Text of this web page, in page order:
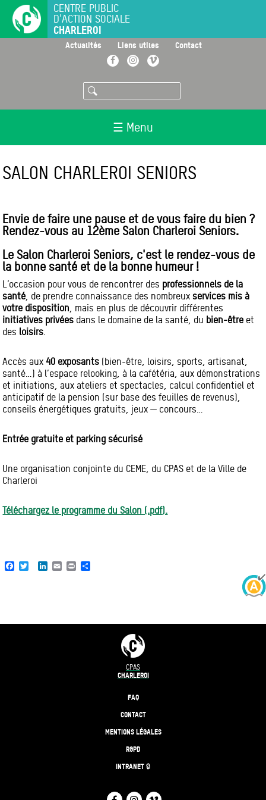
principal
CENTRE PUBLIC
D'ACTION SOCIALE
CHARLEROI
Actualités Liens utiles Contact
FacebookInstagramVimeo
Rechercher
☰ Menu
SALON CHARLEROI SENIORS
Envie de faire une pause et de vous faire du bien ?
Rendez-vous au 12ème Salon Charleroi Seniors.
Le Salon Charleroi Seniors, c'est le rendez-vous de
la bonne santé et de la bonne humeur !
L’occasion pour vous de rencontrer des professionnels de la
santé, de prendre connaissance des nombreuxservices mis à
votre disposition, mais en plus de découvrir différentes
initiatives privées dans le domaine de la santé, du bien-être et
des loisirs.
Accès aux 40 exposants (bien-être, loisirs, sports, artisanat,
santé…) à l’espace relooking, à la cafétéria, aux démonstrations
et initiations, aux ateliers et spectacles, calcul confidentiel et
anticipatif de la pension (sur base des feuilles de revenus),
conseils énergétiques gratuits, jeux — concours…
Entrée gratuite et parking sécurisé
Une organisation conjointe du CEME, du CPAS et de la Ville de
Charleroi
Téléchargez le programme du Salon (.pdf).
Facebook
TwitterLinkedIn
EmailPrint
CPAS
CHARLEROI
FAQ
CONTACT
MENTIONS LÉGALES
RGPD
INTRANET 🔒